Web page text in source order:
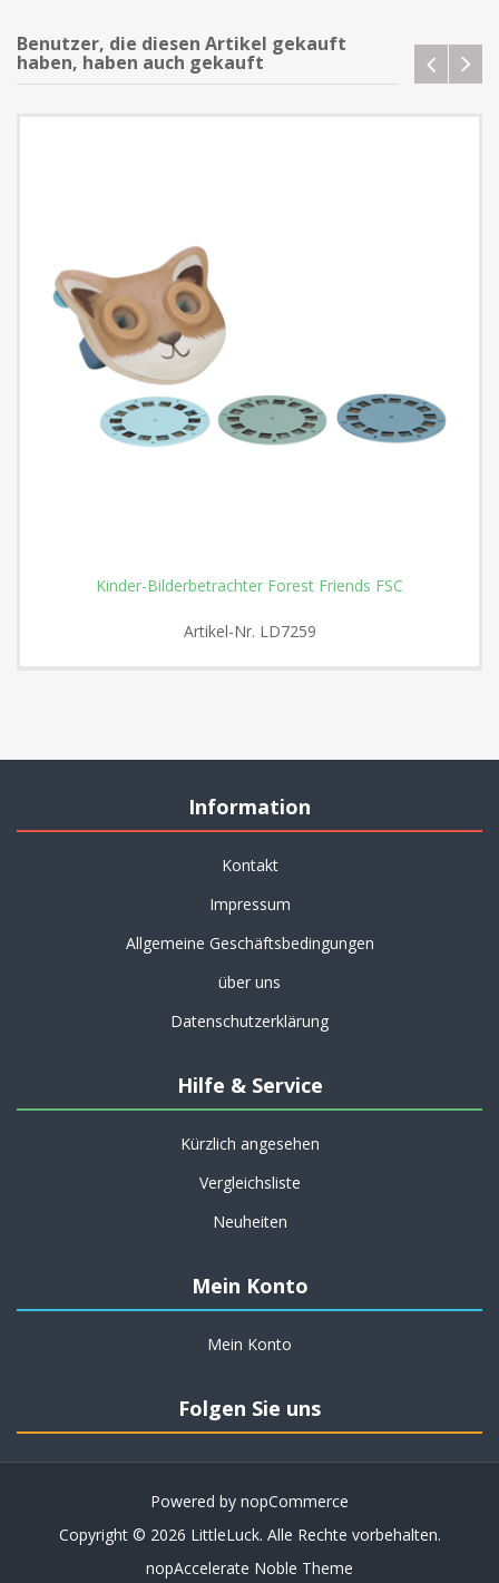
Benutzer, die diesen Artikel gekauft
haben, haben auch gekauft
Kinder-Bilderbetrachter Forest Friends FSC
Artikel-Nr. LD7259
Information
Kontakt
Impressum
Allgemeine Geschäftsbedingungen
über uns
Datenschutzerklärung
Hilfe & Service
Kürzlich angesehen
Vergleichsliste
Neuheiten
Mein Konto
Mein Konto
Folgen Sie uns
Powered by nopCommerce
Copyright © 2026 LittleLuck. Alle Rechte vorbehalten.
nopAccelerate Noble Theme